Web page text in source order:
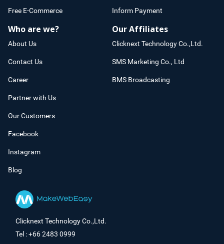
Free E-Commerce Inform Payment
Who are we?
About Us
Contact Us
Career
Partner with Us
Our Customers
Facebook
Instagram
Blog
Our Affiliates
Clicknext Technology Co.,Ltd.
SMS Marketing Co., Ltd
BMS Broadcasting
Clicknext Technology Co.,Ltd.
Tel : +66 2483 0999